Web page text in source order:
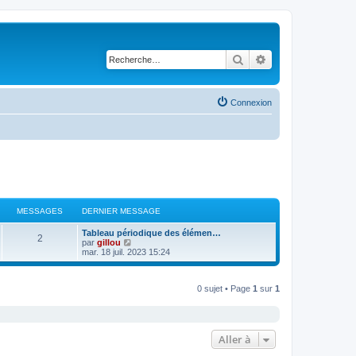
Rechercher
Connexion
MESSAGES DERNIER MESSAGE
2
Tableau périodique des élémen…
par gillou
o
i
mar. 18 juil. 2023 15:24
0 sujet • Page 1 sur 1
Aller à